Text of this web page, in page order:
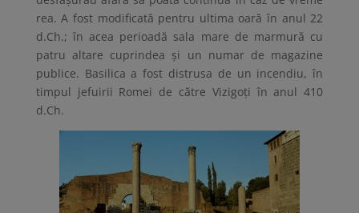
rea. A fost modificată pentru ultima oară în anul 22
d.Ch.; în acea perioadă sala mare de marmură cu
patru altare cuprindea și un numar de magazine
publice. Basilica a fost distrusa de un incendiu, în
timpul jefuirii Romei de către Vizigoți în anul 410
d.Ch.